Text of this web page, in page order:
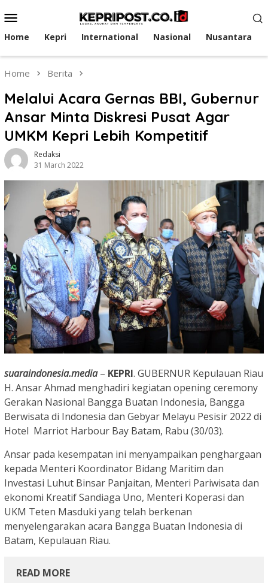
to
contentMenu
Home Kepri International Nasional Nusantara
Home Berita
Melalui Acara Gernas BBI, Gubernur
Ansar Minta Diskresi Pusat Agar
UMKM Kepri Lebih Kompetitif
Redaksi
31 March 2022
suaraindonesia.media– KEPRI. GUBERNUR Kepulauan Riau
H. Ansar Ahmad menghadiri kegiatan opening ceremony
Gerakan Nasional Bangga Buatan Indonesia, Bangga
Berwisata di Indonesia dan Gebyar Melayu Pesisir 2022 di
Hotel Marriot Harbour Bay Batam, Rabu (30/03).
Ansar pada kesempatan ini menyampaikan penghargaan
kepada Menteri Koordinator Bidang Maritim dan
Investasi Luhut Binsar Panjaitan, Menteri Pariwisata dan
ekonomi Kreatif Sandiaga Uno, Menteri Koperasi dan
UKM Teten Masduki yang telah berkenan
menyelengarakan acara Bangga Buatan Indonesia di
Batam, Kepulauan Riau.
READ MORE